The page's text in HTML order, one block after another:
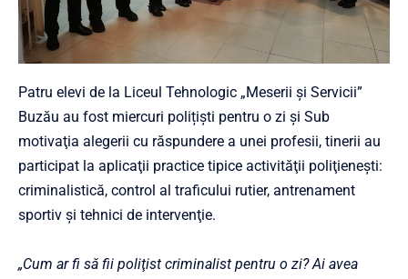
Patru elevi de la Liceul Tehnologic „Meserii şi Servicii”
Buzău au fost miercuri polițiști pentru o zi și Sub
motivaţia alegerii cu răspundere a unei profesii, tinerii au
participat la aplicaţii practice tipice activităţii poliţieneşti:
criminalistică, control al traficului rutier, antrenament
sportiv şi tehnici de intervenţie.
„Cum ar fi să fii poliţist criminalist pentru o zi?Ai avea